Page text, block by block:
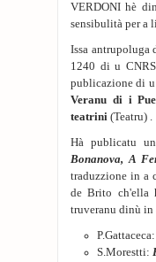
VERDONI hè
sensibulità per a
Issa antrupoluga
1240 di u
publicazione di
Veranu di i
teatrini (Teatru) .
Hà publicatu
Bonanova, A
traduzzione in a
de Brito ch'ella
truveranu dinù in
P.Gattaceca:
S.Morestti: